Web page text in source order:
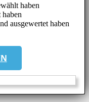
haben
ausgewertet haben